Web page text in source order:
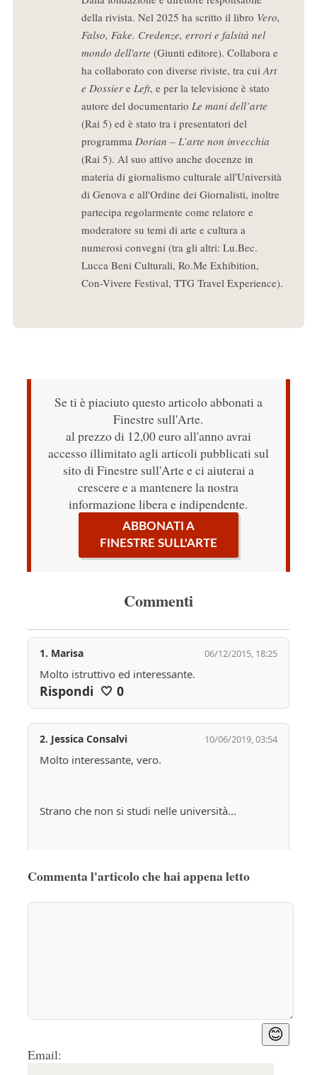
della rivista. Nel 2025 ha scritto il libro Vero,
Falso, Fake. Credenze, errori e falsità nel
mondo dell'arte (Giunti editore). Collabora e
ha collaborato con diverse riviste, tra cuiArt
e Dossiere Left, e per la televisione è stato
autore del documentario Le mani dell’arte
(Rai 5) ed è stato tra i presentatori del
programma Dorian – L’arte non invecchia
(Rai 5). Al suo attivo anche docenze in
materia di giornalismo culturale all'Università
di Genova e all'Ordine dei Giornalisti, inoltre
partecipa regolarmente come relatore e
moderatore su temi di arte e cultura a
numerosi convegni (tra gli altri: Lu.Bec.
Lucca Beni Culturali, Ro.Me Exhibition,
Con-Vivere Festival, TTG Travel Experience).
Se ti è piaciuto questo articolo abbonati a
Finestre sull'Arte.
al prezzo di 12,00 euro all'anno avrai
accesso illimitato agli articoli pubblicati sul
sito di Finestre sull'Arte e ci aiuterai a
crescere e a mantenere la nostra
informazione libera e indipendente.
ABBONATI A
FINESTRE SULL'ARTE
Commenti
1. Marisa 06/12/2015, 18:25
Molto istruttivo ed interessante.
Rispondi 🤍 0
2. Jessica Consalvi 10/06/2019, 03:54
Molto interessante, vero.
Strano che non si studi nelle università...
molto utili.
E negli archivi c'è scritto tutto!
Commenta l'articolo che hai appena letto
😊
Email: